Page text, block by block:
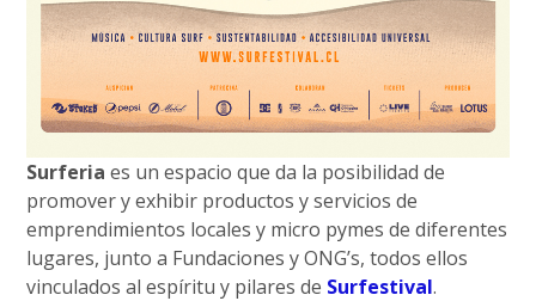
Surferia es un espacio que da la posibilidad de
promover y exhibir productos y servicios de
emprendimientos locales y micro pymes de diferentes
lugares, junto a Fundaciones y ONG’s, todos ellos
vinculados al espíritu y pilares de Surfestival.